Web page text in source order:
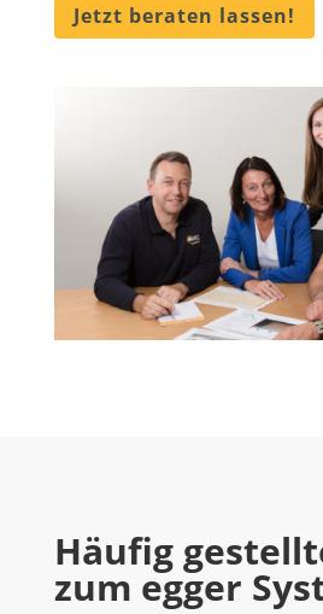
Jetzt beraten lassen!
Häufig
zum egger